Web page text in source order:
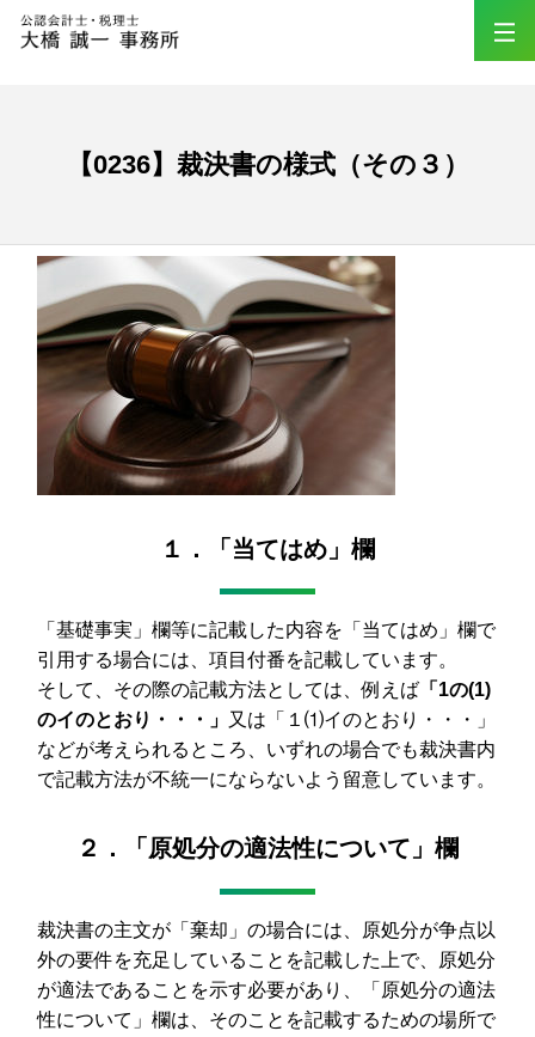
【0236】裁決書の様式（その３）
１．「当てはめ」欄
「基礎事実」欄等に記載した内容を「当てはめ」欄で
引用する場合には、項目付番を記載しています。
そして、その際の記載方法としては、例えば 「1の(1)
のイのとおり・・・」 又は「１⑴イのとおり・・・」
などが考えられるところ、いずれの場合でも裁決書内
で記載方法が不統一にならないよう留意しています。
２．「原処分の適法性について」欄
裁決書の主文が「棄却」の場合には、原処分が争点以
外の要件を充足していることを記載した上で、原処分
が適法であることを示す必要があり、「原処分の適法
性について」欄は、そのことを記載するための場所で